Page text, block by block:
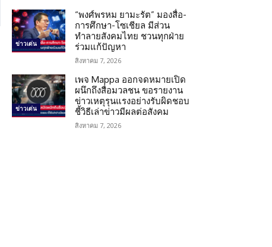
ข่าวเด่น
“พงศ์พรหม ยามะรัต” มองสื่อ-
การศึกษา-โซเชียล มีส่วน
ทำลายสังคมไทย ชวนทุกฝ่าย
ร่วมแก้ปัญหา
สิงหาคม 7, 2026
ข่าวเด่น
เพจ Mappa ออกจดหมายเปิด
ผนึกถึงสื่อมวลชน ขอรายงาน
ข่าวเหตุรุนแรงอย่างรับผิดชอบ
ชี้วิธีเล่าข่าวมีผลต่อสังคม
สิงหาคม 7, 2026